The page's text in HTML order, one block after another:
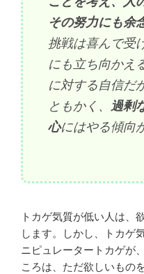
その努力にも余
挑戦は喜んで受
にも立ち向かえ
に対する自信だ
ともかく、 過剰
心にはやる傾向
トカゲ気質が低い人は、
します。しかし、トカゲ
ニピュレータートカゲが
ころは、ただ欲しいもの